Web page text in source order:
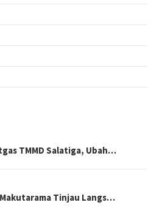
TMMD Salatiga, Ubah…
Tinjau Langs…